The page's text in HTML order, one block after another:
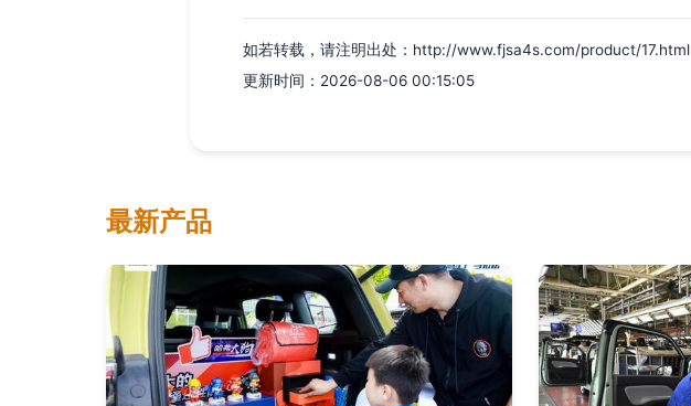
如若转载，请注明出处：http://www.fjsa4s.com/product/17.html
更新时间：2026-08-06 00:15:05
最新产品